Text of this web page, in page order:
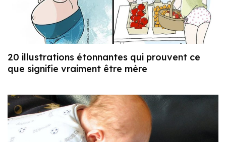
20 illustrations étonnantes qui prouvent ce
que signifie vraiment être mère